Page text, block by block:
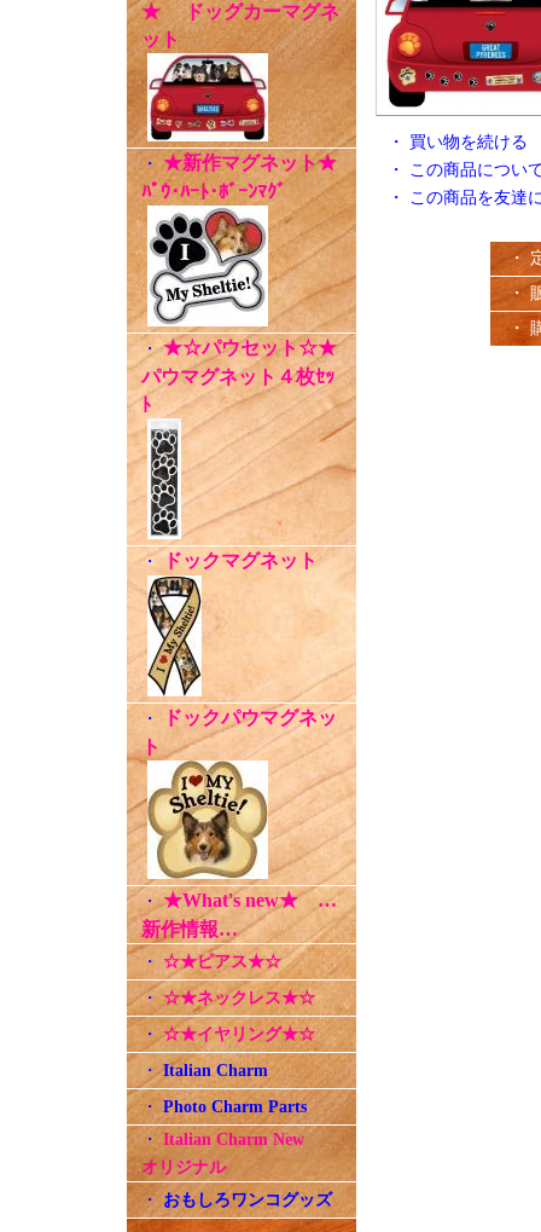
★ ドッグカーマグネ
ット
・ ★新作マグネット★
ﾊﾟｳ･ﾊｰﾄ･ﾎﾞｰﾝﾏｸﾞ
・★☆パウセット☆★
パウマグネット４枚ｾｯ
ﾄ
・ドックマグネット
・
ドックパウマグネッ
ト
・★What's new★ …
新作情報…
・ ☆★ピアス★☆
・ ☆★ネックレス★☆
・☆★イヤリング★☆
・Italian Charm
・Photo Charm Parts
・ Italian Charm New
オリジナル
・ おもしろワンコグッズ
・ 買い物を続ける
・
この商品につい
・
この商品を友達
・
・
・